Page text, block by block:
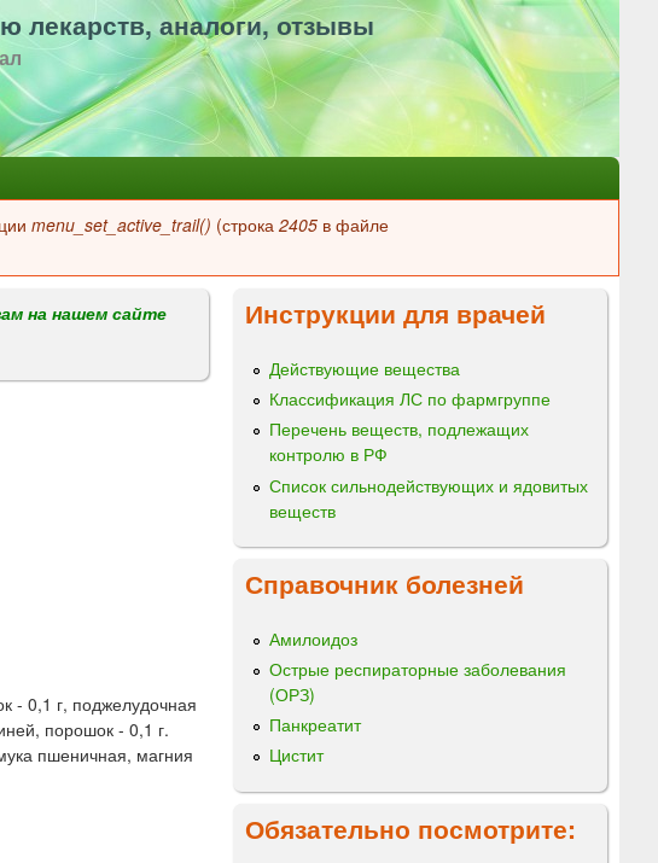
лекарств, аналоги, отзывы
menu_set_active_trail() (строка 2405 в файле
на нашем сайте
- 0,1 г, поджелудочная
порошок - 0,1 г.
пшеничная, магния
Инструкции для врачей
Действующие вещества
Классификация ЛС по фармгруппе
Перечень веществ, подлежащих
контролю в РФ
Список сильнодействующих и ядовитых
веществ
Справочник болезней
Амилоидоз
Острые респираторные заболевания
(ОРЗ)
Панкреатит
Цистит
Обязательно посмотрите: